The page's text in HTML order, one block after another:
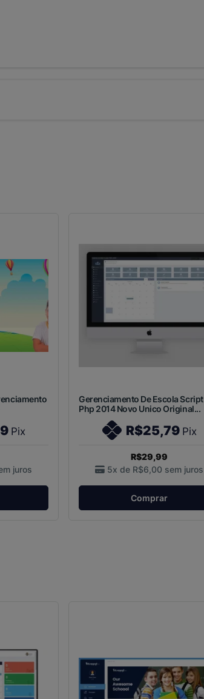
Pix
juros
Gerenciamento De Escola Script
Php 2014 Novo Unico Original...
R$25,79 Pix
R$29,99
5x de R$6,00 sem juros
Comprar